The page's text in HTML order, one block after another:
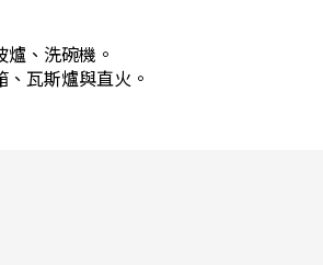
爐、洗碗機。
、瓦斯爐與直火。